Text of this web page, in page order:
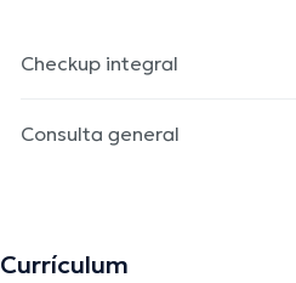
Checkup integral
Consulta general
Currículum